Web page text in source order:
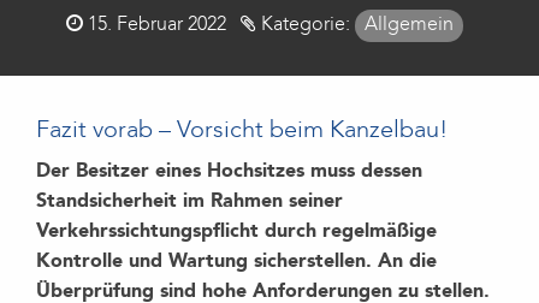
Posted
15. Februar 2022 Kategorie: Allgemein
Fazit vorab – Vorsicht beim Kanzelbau!
Der Besitzer eines Hochsitzes muss dessen
Standsicherheit im Rahmen seiner
Verkehrssichtungspflicht durch regelmäßige
Kontrolle und Wartung sicherstellen. An die
Überprüfung sind hohe Anforderungen zu stellen.